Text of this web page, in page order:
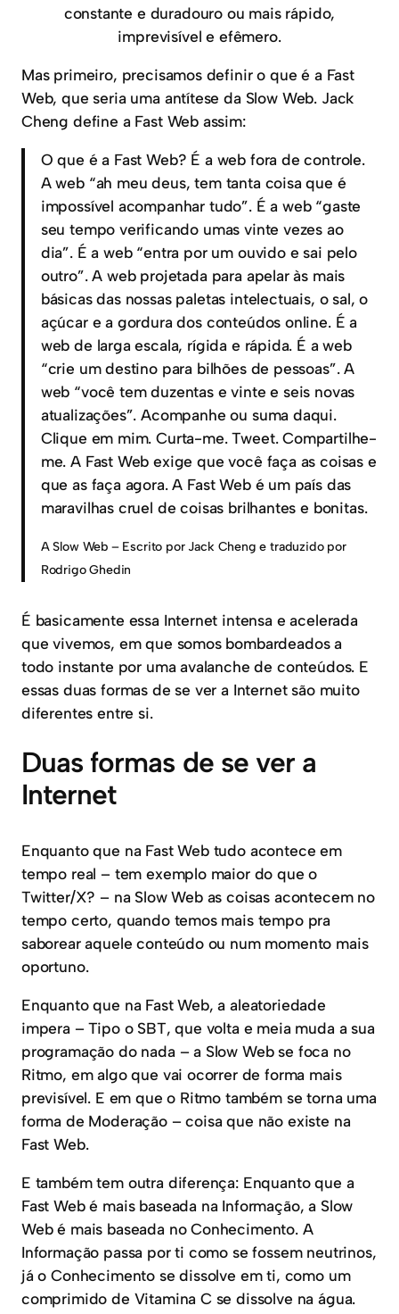
constante e duradouro ou mais rápido,
imprevisível e efêmero.
Mas primeiro, precisamos definir o que é a Fast
Web, que seria uma antítese da Slow Web. Jack
Cheng define a Fast Web assim:
O que é a Fast Web? É a web fora de controle.
A web “ah meu deus, tem tanta coisa que é
impossível acompanhar tudo”. É a web “gaste
seu tempo verificando umas vinte vezes ao
dia”. É a web “entra por um ouvido e sai pelo
outro”. A web projetada para apelar às mais
básicas das nossas paletas intelectuais, o sal, o
açúcar e a gordura dos conteúdos online. É a
web de larga escala, rígida e rápida. É a web
“crie um destino para bilhões de pessoas”. A
web “você tem duzentas e vinte e seis novas
atualizações”. Acompanhe ou suma daqui.
Clique em mim. Curta-me. Tweet. Compartilhe-
me. A Fast Web exige que você faça as coisas e
que as faça agora. A Fast Web é um país das
maravilhas cruel de coisas brilhantes e bonitas.
A Slow Web – Escrito por Jack Cheng e traduzido por
Rodrigo Ghedin
É basicamente essa Internet intensa e acelerada
que vivemos, em que somos bombardeados a
todo instante por uma avalanche de conteúdos. E
essas duas formas de se ver a Internet são muito
diferentes entre si.
Duas formas de se ver a
Internet
Enquanto que na Fast Web tudo acontece em
tempo real – tem exemplo maior do que o
Twitter/X? – na Slow Web as coisas acontecem no
tempo certo, quando temos mais tempo pra
saborear aquele conteúdo ou num momento mais
oportuno.
Enquanto que na Fast Web, a aleatoriedade
impera – Tipo o SBT, que volta e meia muda a sua
programação do nada – a Slow Web se foca no
Ritmo, em algo que vai ocorrer de forma mais
previsível. E em que o Ritmo também se torna uma
forma de Moderação – coisa que não existe na
Fast Web.
E também tem outra diferença: Enquanto que a
Fast Web é mais baseada na Informação, a Slow
Web é mais baseada no Conhecimento. A
Informação passa por ti como se fossem neutrinos,
já o Conhecimento se dissolve em ti, como um
comprimido de Vitamina C se dissolve na água.